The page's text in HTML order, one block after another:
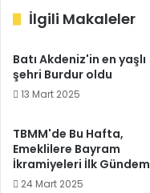
İlgili Makaleler
Batı Akdeniz'in en yaşlı
şehri Burdur oldu
13 Mart 2025
TBMM'de Bu Hafta,
Emeklilere Bayram
İkramiyeleri İlk Gündem
24 Mart 2025